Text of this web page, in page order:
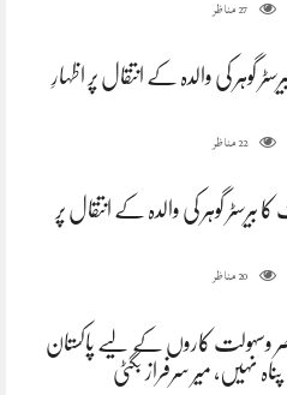
27مناظر
گوہر کی والدہ کے انتقال پر اظہارِ
22مناظر
بیرسٹر گوہر کی والدہ کے انتقال پر
20مناظر
وسہولت کاروں کے لیے پاکستان
نہیں، میر سرفراز بگٹی